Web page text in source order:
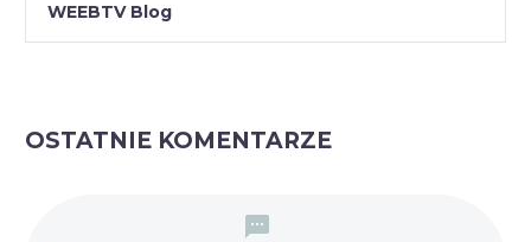
WEEBTV Blog
OSTATNIE KOMENTARZE